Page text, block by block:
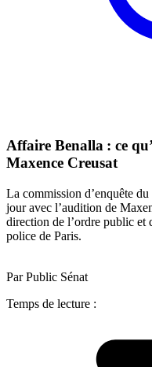
Affaire Benalla : ce
Maxence Creusat
La commission d’enquête
jour avec l’audition de
direction de l’ordre public et
police de Paris.
Par Public Sénat
Temps de lecture :